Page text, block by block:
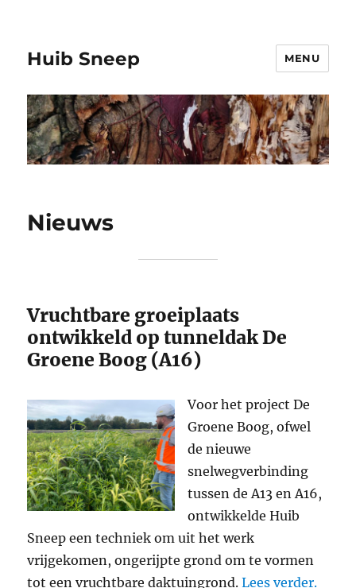
Huib Sneep MENU
Nieuws
Vruchtbare groeiplaats
ontwikkeld op tunneldak De
Groene Boog (A16)
Voor het project De
Groene Boog, ofwel
de nieuwe
snelwegverbinding
tussen de A13 en A16,
ontwikkelde Huib
Sneep een techniek om uit het werk
vrijgekomen, ongerijpte grond om te vormen
tot een vruchtbare daktuingrond.Lees verder.